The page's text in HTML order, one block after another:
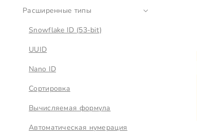
Расширенные типы
Snowflake ID (53-bit)
UUID
Nano ID
Сортировка
Вычисляемая формула
Автоматическая нумерация